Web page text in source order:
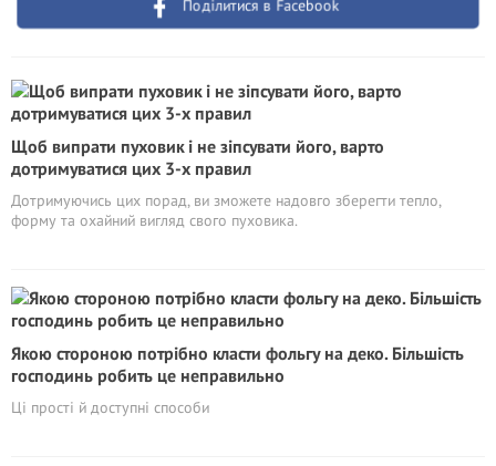
Поділитися в Facebook
Щоб випрати пуховик і не зіпсувати його, варто
дотримуватися цих 3-х правил
Дотримуючись цих порад, ви зможете надовго зберегти тепло,
форму та охайний вигляд свого пуховика.
Якою стороною потрібно класти фольгу на деко. Більшість
господинь робить це неправильно
Ці прості й доступні способи